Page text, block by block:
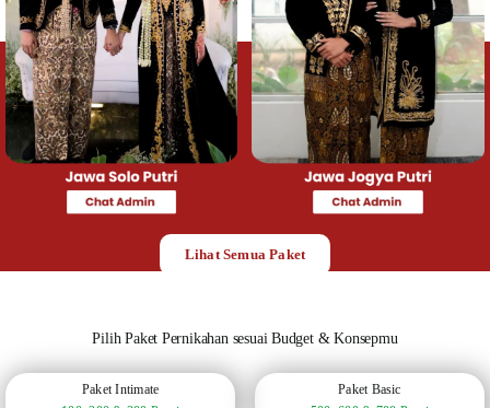
Lihat Semua Paket
Pilih Paket Pernikahan sesuai Budget & Konsepmu
Paket Intimate
Paket Basic